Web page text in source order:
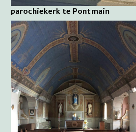
parochiekerk te Pontmain